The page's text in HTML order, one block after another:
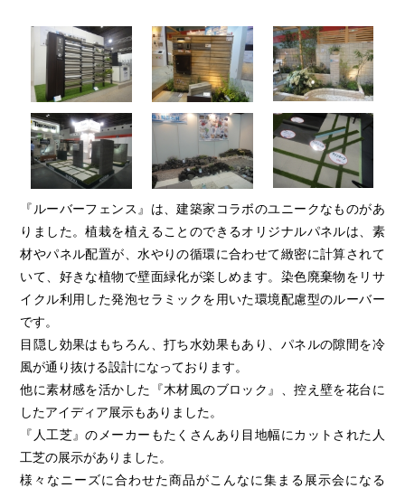
『ルーバーフェンス』は、建築家コラボのユニークなものがあ
りました。植栽を植えることのできるオリジナルパネルは、素
材やパネル配置が、水やりの循環に合わせて緻密に計算されて
いて、好きな植物で壁面緑化が楽しめます。染色廃棄物をリサ
イクル利用した発泡セラミックを用いた環境配慮型のルーバー
です。
目隠し効果はもちろん、打ち水効果もあり、パネルの隙間を冷
風が通り抜ける設計になっております。
他に素材感を活かした『木材風のブロック』、控え壁を花台に
したアイディア展示もありました。
『人工芝』のメーカーもたくさんあり目地幅にカットされた人
工芝の展示がありました。
様々なニーズに合わせた商品がこんなに集まる展示会になる